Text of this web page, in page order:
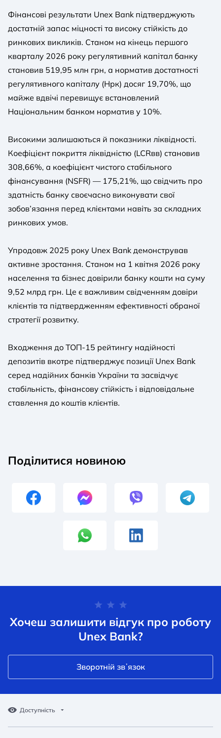
Фінансові результати Unex Bank підтверджують
достатній запас міцності та високу стійкість до
ринкових викликів. Станом на кінець першого
кварталу 2026 року регулятивний капітал банку
становив 519,95 млн грн, а норматив достатності
регулятивного капіталу (Нрк) досяг 19,70%, що
майже вдвічі перевищує встановлений
Національним банком норматив у 10%.
Високими залишаються й показники ліквідності.
Коефіцієнт покриття ліквідністю (LCRвв) становив
308,66%, а коефіцієнт чистого стабільного
фінансування (NSFR) — 175,21%, що свідчить про
здатність банку своєчасно виконувати свої
зобов’язання перед клієнтами навіть за складних
ринкових умов.
Упродовж 2025 року Unex Bank демонстрував
активне зростання. Станом на 1 квітня 2026 року
населення та бізнес довірили банку кошти на суму
9,52 млрд грн. Це є важливим свідченням довіри
клієнтів та підтвердженням ефективності обраної
стратегії розвитку.
Входження до ТОП-15 рейтингу надійності
депозитів вкотре підтверджує позиції Unex Bank
серед надійних банків України та засвідчує
стабільність, фінансову стійкість і відповідальне
ставлення до коштів клієнтів.
Поділитися новиною
Хочеш залишити відгук про роботу
Unex Bank?
Зворотній звʼязок
Доступність